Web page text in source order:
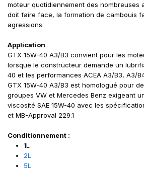
moteur quotidiennement des nombreuses
doit faire face, la formation de cambouis
agressions.
Application
GTX 15W-40 A3/B3 convient pour les
lorsque le constructeur demande un
40 et les performances ACEA A3/B3, A3/
GTX 15W-40 A3/B3 est homologué pour
groupes VW et Mercedes Benz exigeant
viscosité SAE 15W-40 avec les
et MB-Approval 229.1
Conditionnement :
1L
2L
5L